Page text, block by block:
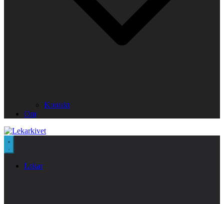
Kontakt
Om
Lekar